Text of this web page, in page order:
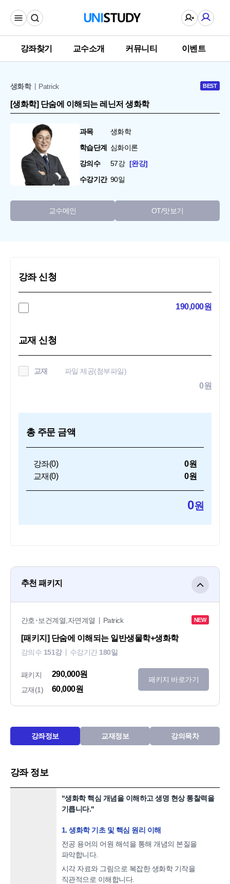
강좌찾기 교수소개 커뮤니티 이벤트
생화학 Patrick BEST
[생화학] 단숨에 이해되는 레닌저 생화학
과목
생화학
학습단계
심화이론
강의수
57강
완강
수강기간 90일
교수메인 OT/맛보기
강좌 신청
190,000원
교재 신청
교재 파일 제공(첨부파일)
0원
총 주문 금액
강좌(0)
0원
교재(0) 0원
0원
추천 패키지
간호･보건계열,자연계열 Patrick NEW
[패키지] 단숨에 이해되는 일반생물학+생화학
강의수 151강 수강기간 180일
패키지 290,000원
교재(1) 60,000원
패키지 바로가기
강좌정보 교재정보 강의목차
강좌 정보
"생화학 핵심 개념을 이해하고 생명 현상 통찰력을
기릅니다."
1. 생화학 기초 및 핵심 원리 이해
전공 용어의 어원 해석을 통해 개념의 본질을
파악합니다.
시각 자료와 그림으로 복잡한 생화학 기작을
직관적으로 이해합니다.